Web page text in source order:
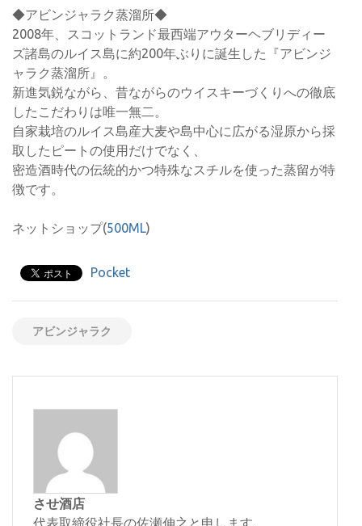
◆アビンジャラク蒸溜所◆
2008年、スコットランド最西端アウターヘブリディー
ズ諸島のルイス島に約200年ぶりに誕生した『アビンジ
ャラク蒸溜所』。
新進気鋭ながら、昔ながらのウイスキーづくりへの徹底
したこだわりは唯一無二。
自家栽培のルイス島産大麦や島中心に広がる湿原から採
取したピートの使用だけでなく、
密造酒時代の伝統的かつ特殊なスチルを使った蒸留が特
徴です。
ネットショップ(500ML)
Pocket
アビンジャラク
させ酒店
代表取締役社長の佐瀬伸之と申します。